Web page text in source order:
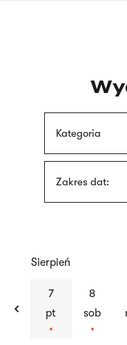
Kategoria
Zakres dat:
previous
Sierpień
7
pt
8
sob